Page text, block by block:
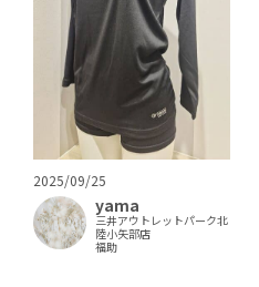
2025/09/25
yama
三井アウトレットパーク北
陸小矢部店
福助